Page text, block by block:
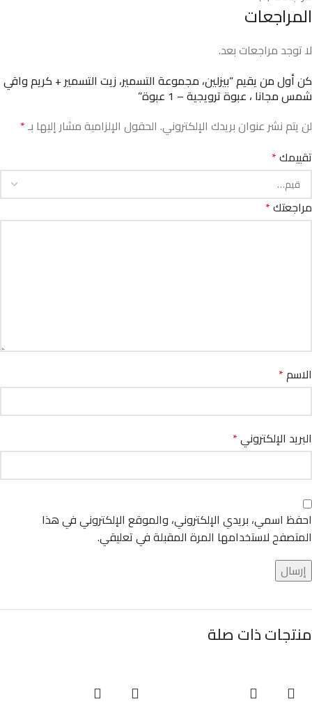
المراجعات
لا توجد مراجعات بعد.
كن أول من يقيم “بيزلين، مجموعة التسمير، زيت التسمير + كريم واقي
شمس مجانا ، عبوة ترويجية – 1 عبوة”
لن يتم نشر عنوان بريدك الإلكتروني. الحقول الإلزامية مشار إليها بـ*
تقييمك*
مراجعتك*
الاسم*
البريد الإلكتروني*
احفظ اسمي، بريدي الإلكتروني، والموقع الإلكتروني في هذا
المتصفح لاستخدامها المرة المقبلة في تعليقي.
منتجات ذات صلة